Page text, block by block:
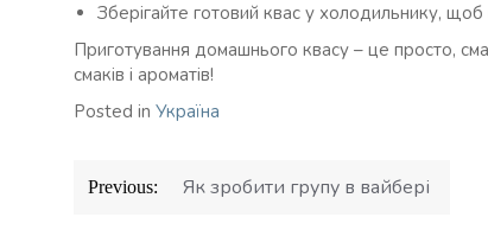
Зберігайте готовий квас у холодильнику, щоб
Приготування домашнього квасу – це просто,
смаків і ароматів!
Posted in Україна
Навігація
записів
Previous: Як зробити групу в вайбері